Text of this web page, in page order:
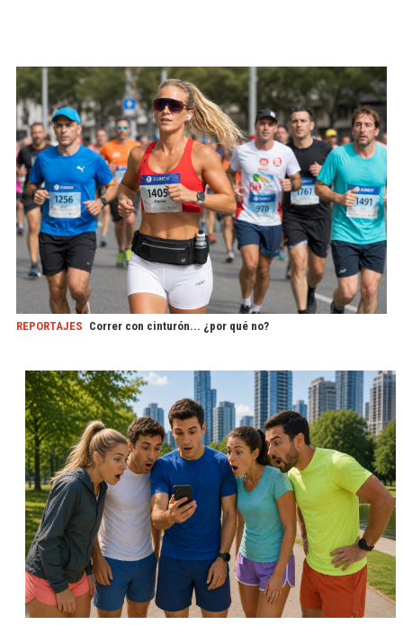
REPORTAJES Correr con cinturón... ¿por qué no?